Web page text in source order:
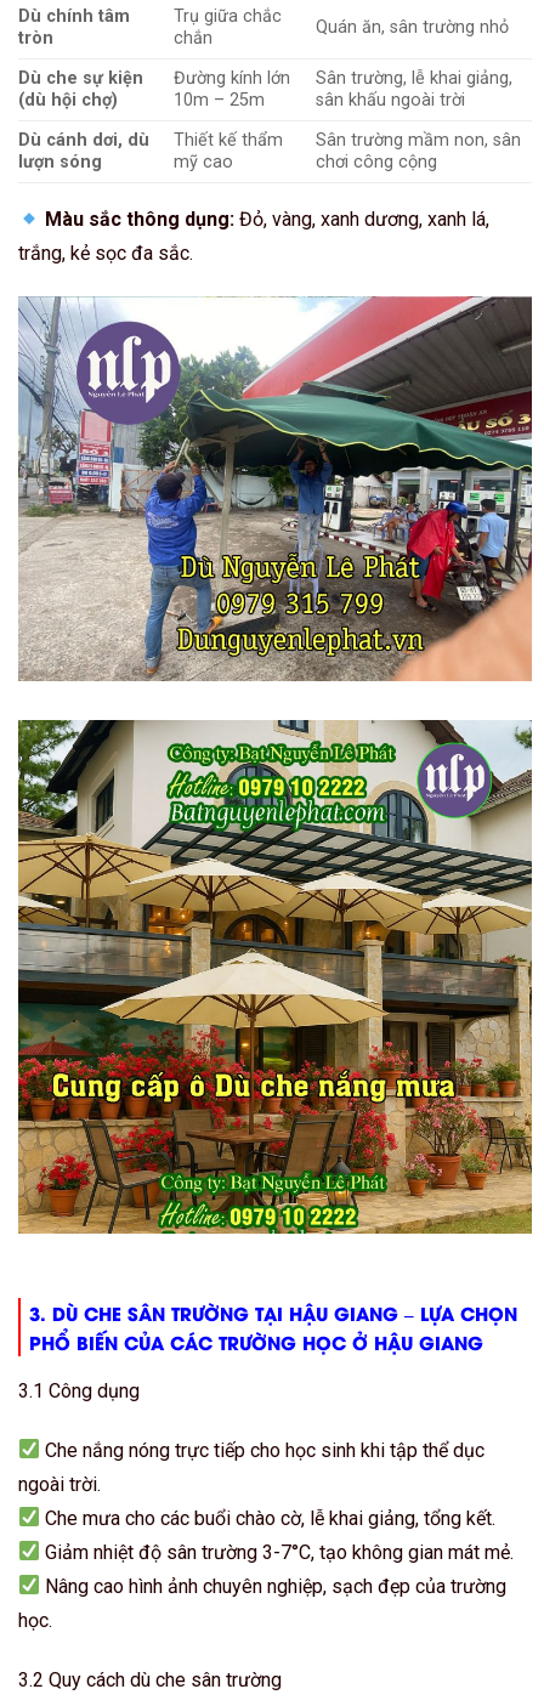
Dù chính tâm
tròn
Trụ giữa chắc
chắn
Quán ăn, sân trường nhỏ
Dù che sự kiện
(dù hội chợ)
Đường kính lớn
10m – 25m
Sân trường, lễ khai giảng,
sân khấu ngoài trời
Dù cánh dơi, dù
lượn sóng
Thiết kế thẩm
mỹ cao
Sân trường mầm non, sân
chơi công cộng
Màu sắc thông dụng: Đỏ, vàng, xanh dương, xanh lá,
trắng, kẻ sọc đa sắc.
3. DÙ CHE SÂN TRƯỜNG TẠI HẬU GIANG – LỰA CHỌN
PHỔ BIẾN CỦA CÁC TRƯỜNG HỌC Ở HẬU GIANG
3.1 Công dụng
Che nắng nóng trực tiếp cho học sinh khi tập thể dục
ngoài trời.
Che mưa cho các buổi chào cờ, lễ khai giảng, tổng kết.
Giảm nhiệt độ sân trường 3-7°C, tạo không gian mát mẻ.
Nâng cao hình ảnh chuyên nghiệp, sạch đẹp của trường
học.
3.2 Quy cách dù che sân trường